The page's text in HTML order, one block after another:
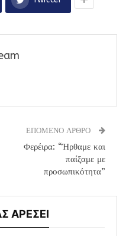
ΕΠΟΜΕΝΟ ΑΡΘΡΟ
Φερέιρα: “Ήρθαμε και
παίξαμε με
προσωπικότητα”
ΑΡΕΣΕΙ